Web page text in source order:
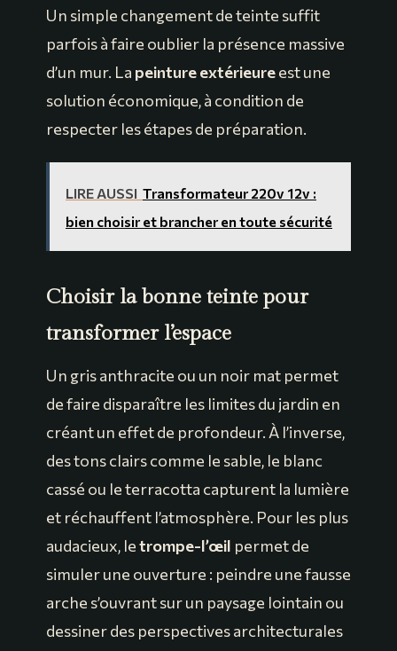
Un simple changement de teinte suffit
parfois à faire oublier la présence massive
d’un mur. La peinture extérieureest une
solution économique, à condition de
respecter les étapes de préparation.
LIRE AUSSI Transformateur 220v 12v :
bien choisir et brancher en toute sécurité
Choisir la bonne teinte pour
transformer l’espace
Un gris anthracite ou un noir mat permet
de faire disparaître les limites du jardin en
créant un effet de profondeur. À l’inverse,
des tons clairs comme le sable, le blanc
cassé ou le terracotta capturent la lumière
et réchauffent l’atmosphère. Pour les plus
audacieux, letrompe-l’œil permet de
simuler une ouverture : peindre une fausse
arche s’ouvrant sur un paysage lointain ou
dessiner des perspectives architecturales